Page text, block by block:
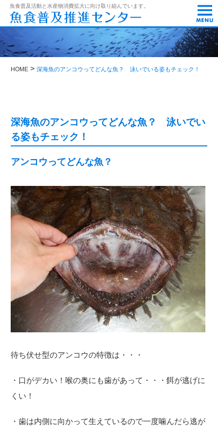
魚食普及活動と水産物消費拡大に向け取り組んでいます。
t
o
g
g
l
e
n
o
HOME >深海魚のアンコウってどんな魚？ 泳いでいる姿もチェック！
深海魚のアンコウってどんな魚？ 泳いでい
る姿もチェック！
アンコウってどんな魚？
待ち伏せ型のアンコウの特徴は・・・
・口がデカい！喉の奥にも歯があって・・・餌が逃げに
くい！
・歯は内側に向かって生えているので一度噛んだら逃が